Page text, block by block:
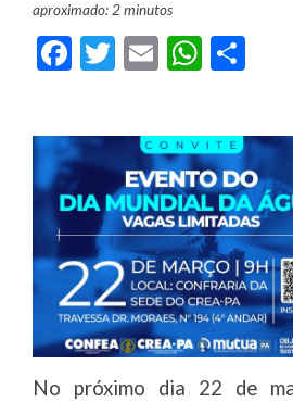
aproximado: 2 minutos
Facebook
Twitter
Email
No próximo dia 22 de